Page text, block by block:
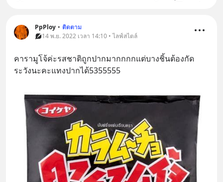
PpPloy • ติดตาม
14 พ.ย. 2022 เวลา 14:10 • ไลฟ์สไตล์
คารามูโจ้ค่ะรสชาติถูกปากมากกกกแต่บางชิ้นต้องกัด
ระวังนะคะแทงปากได้5355555